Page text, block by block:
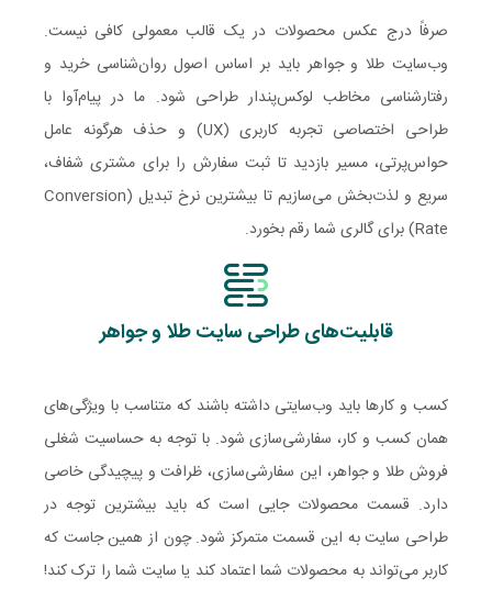
صرفاً درج عکس محصولات در یک قالب معمولی کافی نیست.
وب‌سایت طلا و جواهر باید بر اساس اصول روان‌شناسی خرید و
رفتارشناسی مخاطب لوکس‌پندار طراحی شود. ما در پیام‌آوا با
طراحی اختصاصی تجربه کاربری (UX) و حذف هرگونه عامل
حواس‌پرتی، مسیر بازدید تا ثبت سفارش را برای مشتری شفاف،
سریع و لذت‌بخش می‌سازیم تا بیشترین نرخ تبدیل (Conversion
Rate) برای گالری شما رقم بخورد.
قابلیت‌های طراحی سایت طلا و جواهر
کسب و کارها باید وب‌سایتی داشته باشند که متناسب با ویژگی‌های
همان کسب و کار، سفارشی‌سازی شود. با توجه به حساسیت شغلی
فروش طلا و جواهر، این سفارشی‌سازی، ظرافت و پیچیدگی خاصی
دارد. قسمت محصولات جایی است که باید بیشترین توجه در
طراحی سایت به این قسمت متمرکز شود. چون از همین جاست که
کاربر می‌تواند به محصولات شما اعتماد کند یا سایت شما را ترک کند!